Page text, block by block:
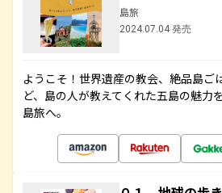
島旅
2024.07.04 発売
ようこそ！世界遺産の教会、絶品島ご
ど、島の人が教えてくれた五島の魅力
島旅へ。